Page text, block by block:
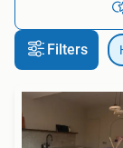
Filters